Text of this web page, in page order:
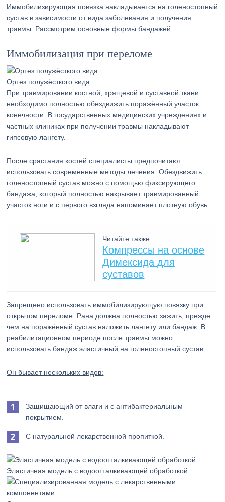
Иммобилизирующая повязка накладывается на голеностопный
сустав в зависимости от вида заболевания и получения
травмы. Рассмотрим основные формы бандажей.
Иммобилизация при переломе
Ортез полужёсткого вида.
При травмировании костной, хрящевой и суставной ткани
необходимо полностью обездвижить поражённый участок
конечности. В государственных медицинских учреждениях и
частных клиниках при получении травмы накладывают
гипсовую лангету.
После срастания костей специалисты предпочитают
использовать современные методы лечения. Обездвижить
голеностопный сустав можно с помощью фиксирующего
бандажа, который полностью накрывает травмированный
участок ноги и с первого взгляда напоминает плотную обувь.
Читайте также:
Компрессы на основе
Димексида для
суставов
Запрещено использовать иммобилизирующую повязку при
открытом переломе. Рана должна полностью зажить, прежде
чем на поражённый сустав наложить лангету или бандаж. В
реабилитационном периоде после травмы можно
использовать бандаж эластичный на голеностопный сустав.
Он бывает нескольких видов:
Защищающий от влаги и с антибактериальным
покрытием.
С натуральной лекарственной пропиткой.
Эластичная модель с водоотталкивающей обработкой.